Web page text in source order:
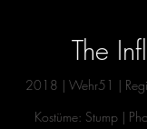
The
2018 | Wehr51 | Reg
Kostüme: Stump |